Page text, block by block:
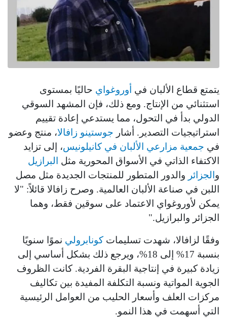
يتمتع قطاع الألبان في أوروغواي حاليًا بمستوى
استثنائي من الإنتاج. ومع ذلك، فإن المشهد السوقي
الدولي بدأ في التحول، مما يستدعي إعادة تقييم
استراتيجيات التصدير. أشار جوستينو زافالا، منتج وعضو
في جمعية مزارعي الألبان في كانيلونيس، إلى تزايد
الاكتفاء الذاتي في الأسواق المحورية مثل
البرازيل
و الجزائر والدور المتطور للمنتجات الجديدة مثل مصل
اللبن في صناعة الألبان العالمية. وصرح زافالا قائلاً: "لا
يمكن لأوروغواي الاعتماد على سوقين فقط، وهما
الجزائر والبرازيل."
وفقًا لزافالا، شهدت تسليمات كونابرولي نموًا سنويًا
بنسبة 17% إلى 18%، ويرجع ذلك بشكل أساسي إلى
زيادة كبيرة في إنتاجية البقرة الفردية. كانت الظروف
الجوية المواتية ونسبة التكلفة المفيدة بين تكاليف
مركزات العلف وأسعار الحليب من العوامل الرئيسية
التي أسهمت في هذا النمو.